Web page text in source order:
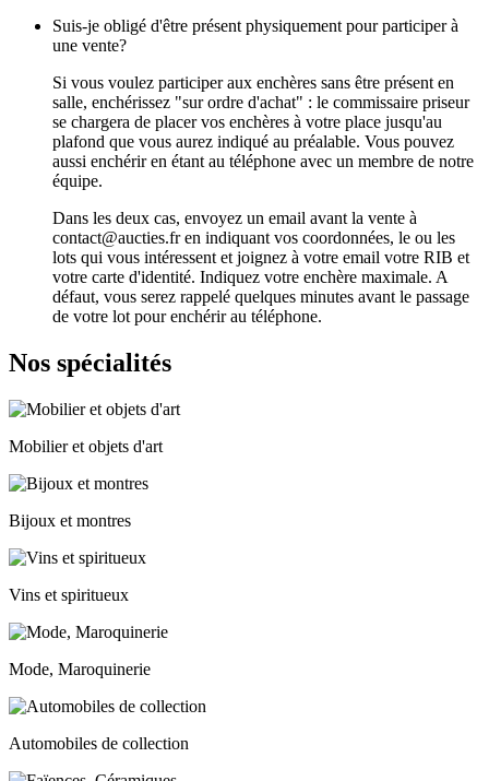
Suis-je obligé d'être présent physiquement pour participer à
une vente?
Si vous voulez participer aux enchères sans être présent en
salle, enchérissez "sur ordre d'achat" : le commissaire priseur
se chargera de placer vos enchères à votre place jusqu'au
plafond que vous aurez indiqué au préalable. Vous pouvez
aussi enchérir en étant au téléphone avec un membre de notre
équipe.
Dans les deux cas, envoyez un email avant la vente à
contact@aucties.fr en indiquant vos coordonnées, le ou les
lots qui vous intéressent et joignez à votre email votre RIB et
votre carte d'identité. Indiquez votre enchère maximale. A
défaut, vous serez rappelé quelques minutes avant le passage
de votre lot pour enchérir au téléphone.
Nos spécialités
Mobilier et objets d'art
Bijoux et montres
Vins et spiritueux
Mode, Maroquinerie
Automobiles de collection